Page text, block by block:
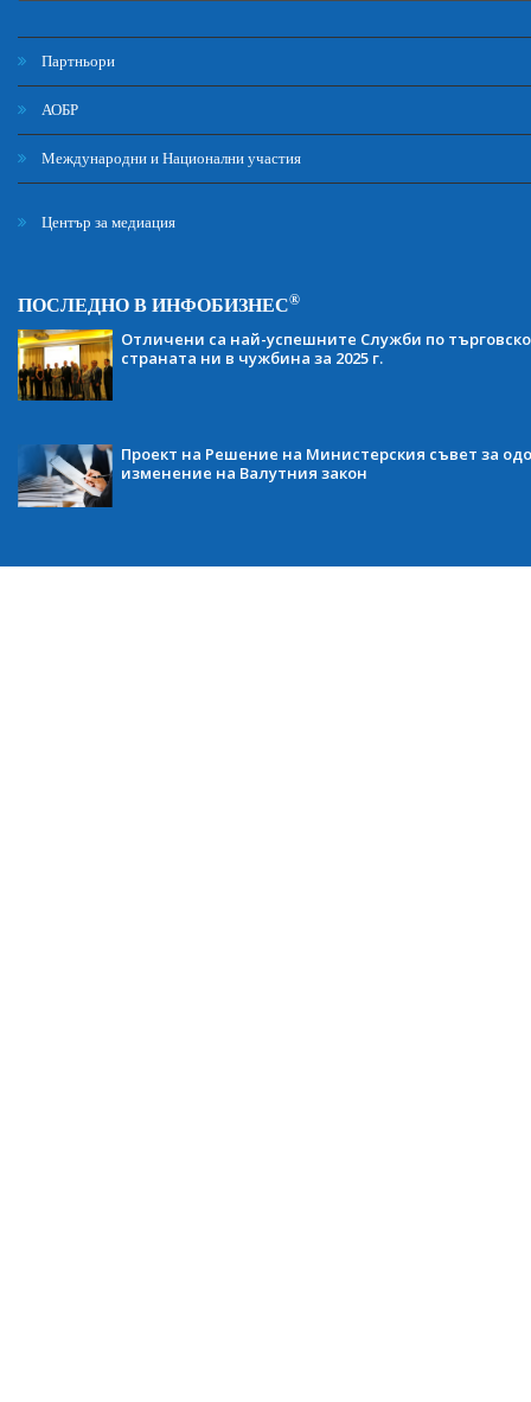
Партньори
АОБР
Международни и Национални участия
Център за медиация
ПОСЛЕДНО В ИНФОБИЗНЕС®
Отличени са най-успешните Служби по
страната ни в чужбина за 2025 г.
Проект на Решение на Министерския съвет за
изменение на Валутния закон